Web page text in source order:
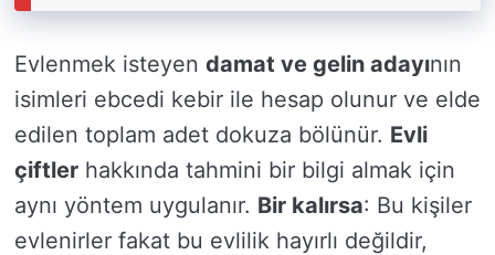
Evlenmek isteyen damat ve gelin adayının
isimleri ebcedi kebir ile hesap olunur ve elde
edilen toplam adet dokuza bölünür. Evli
çiftler hakkında tahmini bir bilgi almak için
aynı yöntem uygulanır. Bir kalırsa: Bu kişiler
evlenirler fakat bu evlilik hayırlı değildir,